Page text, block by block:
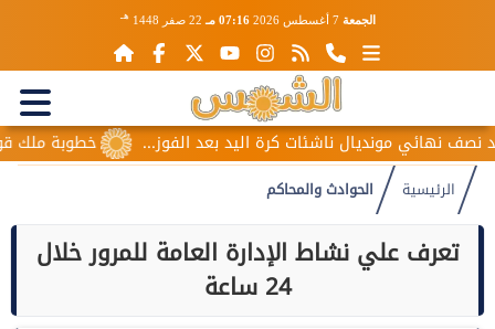
الجمعة 7 أغسطس 2026 07:16 مـ 22 صفر 1448 هـ
خطوبة ملك قورة مونديال ناشئات كرة اليد بعد الفوز...
الرئيسية الحوادث والمحاكم
تعرف علي نشاط الإدارة العامة للمرور خلال
24 ساعة